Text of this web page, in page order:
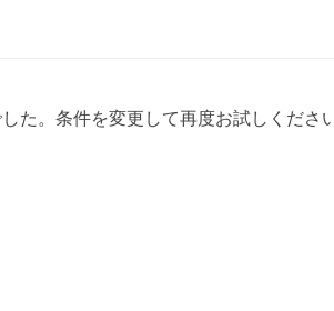
た。条件を変更して再度お試しください